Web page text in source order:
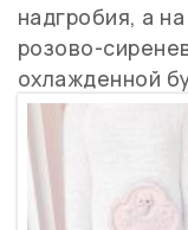
надгробия, а
розово-
охлажденной